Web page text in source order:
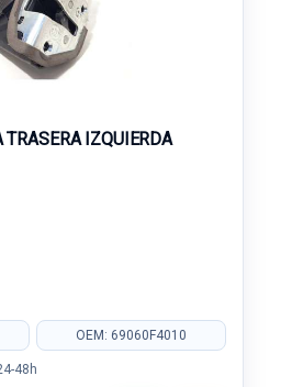
TRASERA IZQUIERDA
OEM: 69060F4010
48h